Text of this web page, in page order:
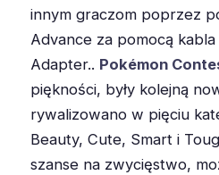
innym graczom poprzez
Advance za pomocą
Adapter.. Pokémon
piękności, były kolejną
rywalizowano w pięciu
Beauty, Cute, Smart i
szanse na zwycięstwo,